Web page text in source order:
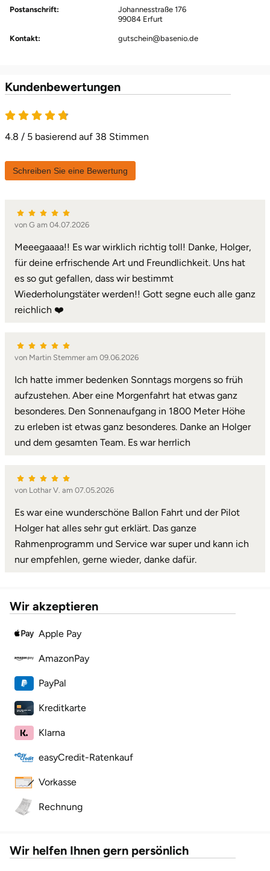
Postanschrift:
Johannesstraße 176
99084 Erfurt
Kontakt: gutschein@basenio.de
Kundenbewertungen
4.8 von 5
4.8 / 5 basierend auf 38 Stimmen
Schreiben Sie eine Bewertung
von G am 04.07.2026
Meeegaaaa!! Es war wirklich richtig toll! Danke, Holger,
für deine erfrischende Art und Freundlichkeit. Uns hat
es so gut gefallen, dass wir bestimmt
Wiederholungstäter werden!! Gott segne euch alle ganz
reichlich ❤️
von Martin Stemmer am 09.06.2026
Ich hatte immer bedenken Sonntags morgens so früh
aufzustehen. Aber eine Morgenfahrt hat etwas ganz
besonderes. Den Sonnenaufgang in 1800 Meter Höhe
zu erleben ist etwas ganz besonderes. Danke an Holger
und dem gesamten Team. Es war herrlich
von Lothar V. am 07.05.2026
Es war eine wunderschöne Ballon Fahrt und der Pilot
Holger hat alles sehr gut erklärt. Das ganze
Rahmenprogramm und Service war super und kann ich
nur empfehlen, gerne wieder, danke dafür.
Wir akzeptieren
Apple Pay
AmazonPay
PayPal
Kreditkarte
Klarna
easyCredit-Ratenkauf
Vorkasse
Rechnung
Wir helfen Ihnen gern persönlich
Karlsruhe
Kassel
Kempten
Kerken
Kronach
Kulmbach
Landkreis Rostock
Landshut
Langenselbold
Leipzig
Leutkirch
Ludwigslust-Parchim
Löbau
Lüchow-Dannenberg
Lüneburg
Magdeburg
Main-Kinzig-Kreis
Mannheim
Mecklenburgische Seenplatte
Meiningen
Merzig